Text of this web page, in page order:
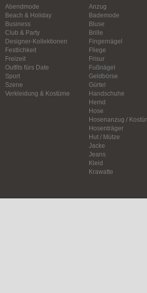
Abendmode
Beach & Holiday
Business
Club & Party
Designer-Kollektionen
Festlichkeit
Freizeit
Outfits fürs Date
Sport
Szene
Verkleidung & Kostüme
Anzug
Bademode
Bluse
Brille
Fingernägel
Fliege
Frisur
Fußnägel
Geldbörse
Gürtel
Handschuhe
Hemd
Hose
Hosenanzug /
Hosenträger
Hut / Mütze
Jacke
Jeans
Kleid
Krawatte